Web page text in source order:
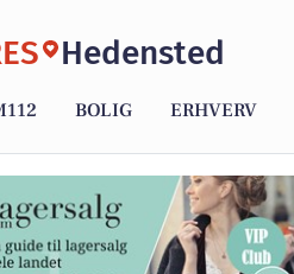
Hedensted
BOLIG ERHVERV